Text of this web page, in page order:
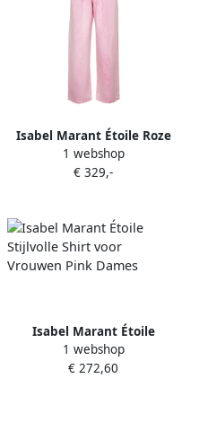
Isabel Marant Étoile Roze
Broek voor Vrouwen Pink
Dames
1 webshop
€ 329,-
Isabel Marant Étoile
Stijlvolle Shirt voor Vrouwen
Pink Dames
1 webshop
€ 272,60